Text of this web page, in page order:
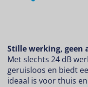
Stille werking, geen
Met slechts 24 dB
geruisloos en biedt
ideaal is voor thuis